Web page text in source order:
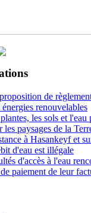
de
renouvelables
les sols et
paysages de la
à Hasankeyf et
d'eau est illégale
d'accès à l'eau
paiement de leur